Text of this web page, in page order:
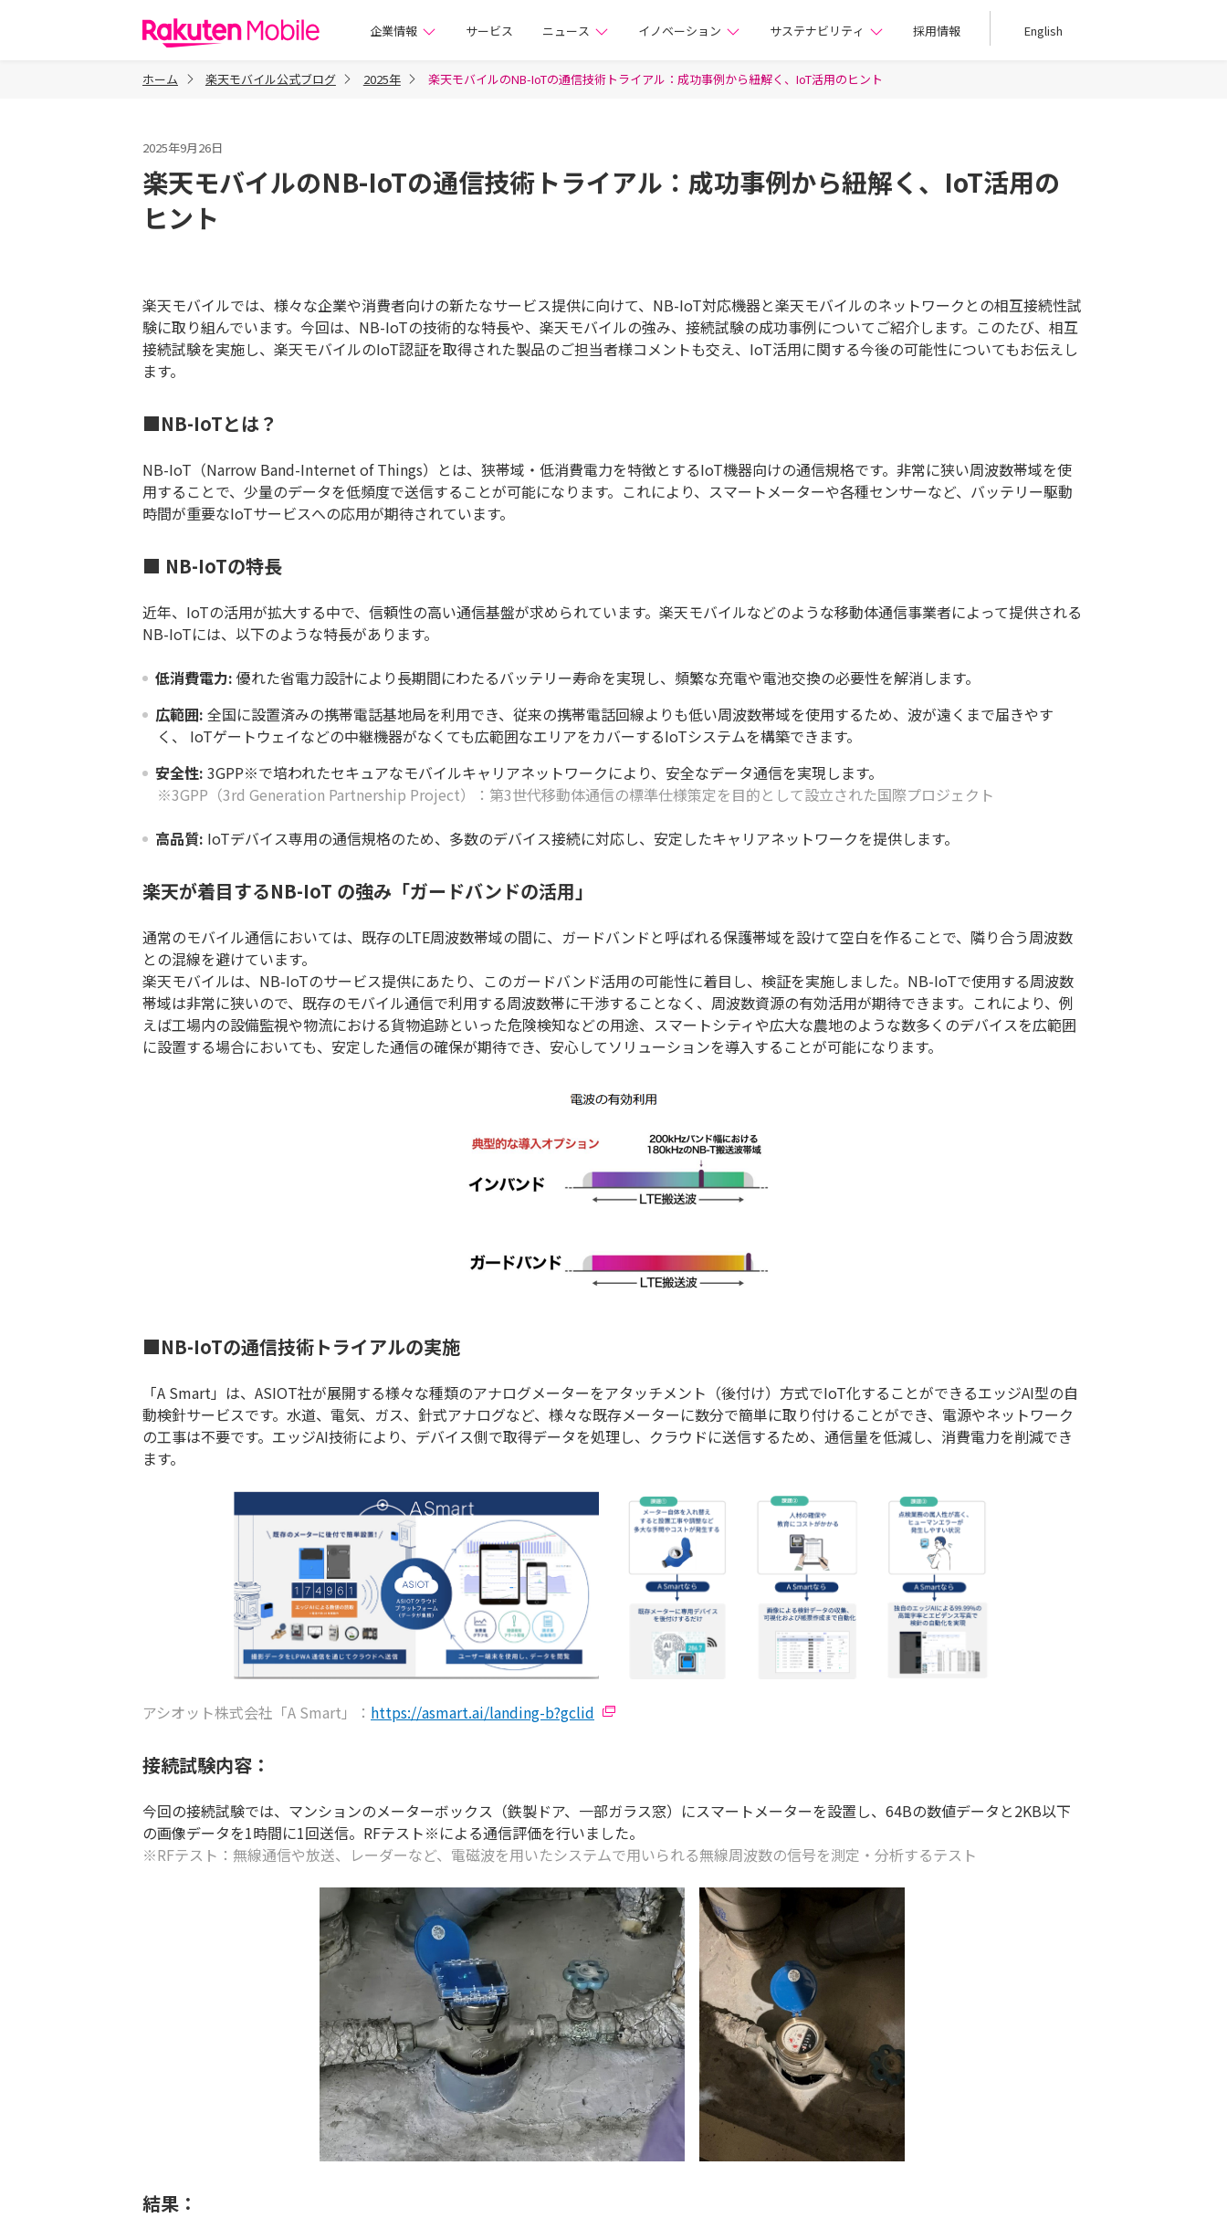
楽天モバイル株式会社
企業情報 サービス ニュース イノベーション サステナビリティ 採用情報 English
ホーム 楽天モバイル公式ブログ 2025年 楽天モバイルのNB-IoTの通信技術トライアル：成功事例から紐解く、IoT活用のヒント
2025年9月26日
楽天モバイルのNB-IoTの通信技術トライアル：成功事例から紐解く、IoT活用の
ヒント
楽天モバイルでは、様々な企業や消費者向けの新たなサービス提供に向けて、NB-IoT対応機器と楽天モバイルのネットワークとの相互接続性試
験に取り組んでいます。今回は、NB-IoTの技術的な特長や、楽天モバイルの強み、接続試験の成功事例についてご紹介します。このたび、相互
接続試験を実施し、楽天モバイルのIoT認証を取得された製品のご担当者様コメントも交え、IoT活用に関する今後の可能性についてもお伝えし
ます。
■NB-IoTとは？
NB-IoT（Narrow Band-Internet of Things）とは、狭帯域・低消費電力を特徴とするIoT機器向けの通信規格です。非常に狭い周波数帯域を使
用することで、少量のデータを低頻度で送信することが可能になります。これにより、スマートメーターや各種センサーなど、バッテリー駆動
時間が重要なIoTサービスへの応用が期待されています。
■ NB-IoTの特長
近年、IoTの活用が拡大する中で、信頼性の高い通信基盤が求められています。楽天モバイルなどのような移動体通信事業者によって提供される
NB-IoTには、以下のような特長があります。
低消費電力: 優れた省電力設計により長期間にわたるバッテリー寿命を実現し、頻繁な充電や電池交換の必要性を解消します。
広範囲: 全国に設置済みの携帯電話基地局を利用でき、従来の携帯電話回線よりも低い周波数帯域を使用するため、波が遠くまで届きやす
く、 IoTゲートウェイなどの中継機器がなくても広範囲なエリアをカバーするIoTシステムを構築できます。
安全性: 3GPP※で培われたセキュアなモバイルキャリアネットワークにより、安全なデータ通信を実現します。
※3GPP（3rd Generation Partnership Project）：第3世代移動体通信の標準仕様策定を目的として設立された国際プロジェクト
高品質: IoTデバイス専用の通信規格のため、多数のデバイス接続に対応し、安定したキャリアネットワークを提供します。
楽天が着目するNB-IoT の強み「ガードバンドの活用」
通常のモバイル通信においては、既存のLTE周波数帯域の間に、ガードバンドと呼ばれる保護帯域を設けて空白を作ることで、隣り合う周波数
との混線を避けています。
楽天モバイルは、NB-IoTのサービス提供にあたり、このガードバンド活用の可能性に着目し、検証を実施しました。NB-IoTで使用する周波数
帯域は非常に狭いので、既存のモバイル通信で利用する周波数帯に干渉することなく、周波数資源の有効活用が期待できます。これにより、例
えば工場内の設備監視や物流における貨物追跡といった危険検知などの用途、スマートシティや広大な農地のような数多くのデバイスを広範囲
に設置する場合においても、安定した通信の確保が期待でき、安心してソリューションを導入することが可能になります。
■NB-IoTの通信技術トライアルの実施
「A Smart」は、ASIOT社が展開する様々な種類のアナログメーターをアタッチメント（後付け）方式でIoT化することができるエッジAI型の自
動検針サービスです。水道、電気、ガス、針式アナログなど、様々な既存メーターに数分で簡単に取り付けることができ、電源やネットワーク
の工事は不要です。エッジAI技術により、デバイス側で取得データを処理し、クラウドに送信するため、通信量を低減し、消費電力を削減でき
ます。
アシオット株式会社「A Smart」： https://asmart.ai/landing-b?gclid
接続試験内容：
今回の接続試験では、マンションのメーターボックス（鉄製ドア、一部ガラス窓）にスマートメーターを設置し、64Bの数値データと2KB以下
の画像データを1時間に1回送信。RFテスト※による通信評価を行いました。
※RFテスト：無線通信や放送、レーダーなど、電磁波を用いたシステムで用いられる無線周波数の信号を測定・分析するテスト
結果：